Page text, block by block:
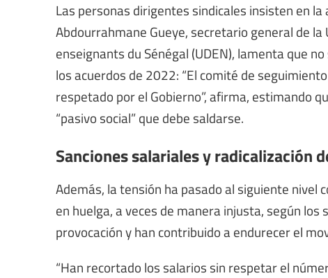
Las personas dirigentes sindicales insisten en
Abdourrahmane Gueye, secretario general de
enseignants du Sénégal (UDEN), lamenta que
los acuerdos de 2022: “El comité de
respetado por el Gobierno”, afirma, estimando
“pasivo social” que debe saldarse.
Sanciones salariales y radicalización
Además, la tensión ha pasado al siguiente nivel
en huelga, a veces de manera injusta, según
provocación y han contribuido a endurecer el
“Han recortado los salarios sin respetar el